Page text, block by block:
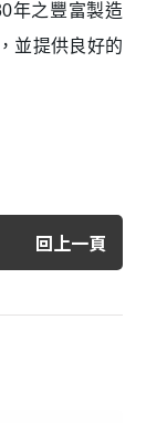
年之豐富製造
並提供良好的
回上一頁